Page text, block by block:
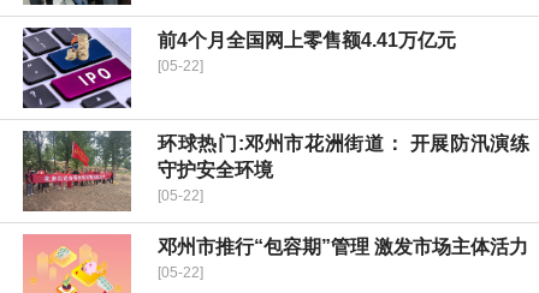
前4个月全国网上零售额4.41万亿元
[05-22]
环球热门:邓州市花洲街道： 开展防汛演练
守护安全环境
[05-22]
邓州市推行“包容期”管理 激发市场主体活力
[05-22]